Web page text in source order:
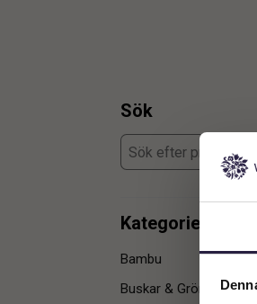
Sök
Kategorier
Bambu
Buskar & Gröna träd